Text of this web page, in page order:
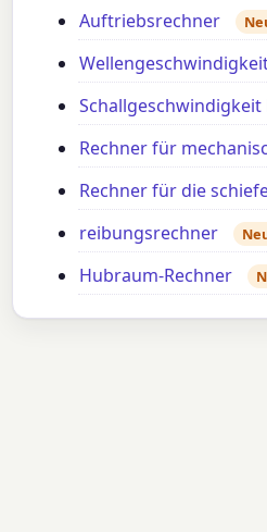
Auftriebsrechner
Schallgeschwindigkeit
Rechner für
Rechner für die
reibungsrechner
Hubraum-Rechner